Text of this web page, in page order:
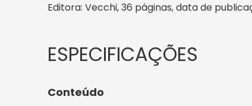
Editora: Vecchi, 36 páginas, data de
Conteúdo